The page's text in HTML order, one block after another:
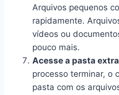
Arquivos pequenos
rapidamente.
vídeos ou
pouco mais.
Acesse a pasta
processo terminar, o
pasta com os